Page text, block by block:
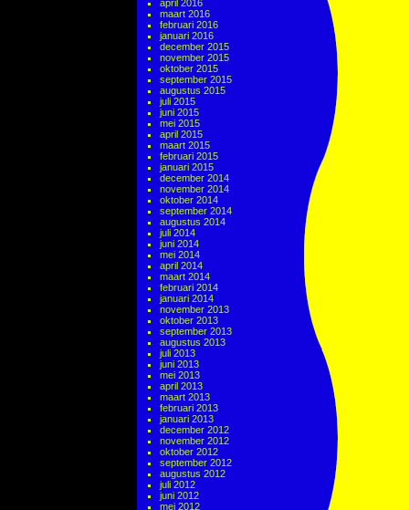
april 2016
maart 2016
februari 2016
januari 2016
december 2015
november 2015
oktober 2015
september 2015
augustus 2015
juli 2015
juni 2015
mei 2015
april 2015
maart 2015
februari 2015
januari 2015
december 2014
november 2014
oktober 2014
september 2014
augustus 2014
juli 2014
juni 2014
mei 2014
april 2014
maart 2014
februari 2014
januari 2014
november 2013
oktober 2013
september 2013
augustus 2013
juli 2013
juni 2013
mei 2013
april 2013
maart 2013
februari 2013
januari 2013
december 2012
november 2012
oktober 2012
september 2012
augustus 2012
juli 2012
juni 2012
mei 2012